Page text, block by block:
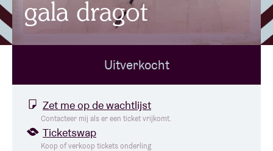
AB ❤ you
BRDCST
ABtv
gala dragot
Uitverkocht
Zet me op de wachtlijst
Contacteer mij als er een ticket vrijkomt.
Ticketswap
Koop of verkoop tickets onderling